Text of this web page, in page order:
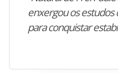
enxergou os
para conquistar